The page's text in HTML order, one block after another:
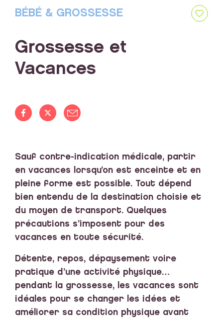
BÉBÉ & GROSSESSE
Grossesse et
Vacances
Sauf contre-indication médicale, partir
en vacances lorsqu’on est enceinte et en
pleine forme est possible. Tout dépend
bien entendu de la destination choisie et
du moyen de transport. Quelques
précautions s’imposent pour des
vacances en toute sécurité.
Détente, repos, dépaysement voire
pratique d’une activité physique…
pendant la grossesse, les vacances sont
idéales pour se changer les idées et
améliorer sa condition physique avant